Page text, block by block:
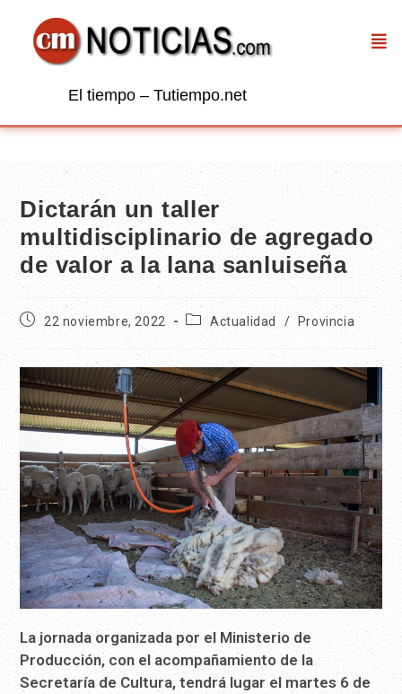
El tiempo – Tutiempo.net
Dictarán un taller
multidisciplinario de agregado
de valor a la lana sanluiseña
22 noviembre, 2022 Actualidad / Provincia
La jornada organizada por el Ministerio de
Producción, con el acompañamiento de la
Secretaría de Cultura, tendrá lugar el martes 6 de